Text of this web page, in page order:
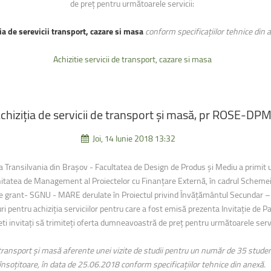
de preţ pentru următoarele servicii:
de serevicii transport, cazare si masaconform specificațiilor tehnice din
Achizitie servicii de transport, cazare si masa
deserviciidetransportșimasă,prROSE-DPM
Joi, 14 Iunie 2018 13:32
din Brașov - Facultatea de Design de Produs și Mediu a
de Management al Proiectelor cu Finanțare Externă, în cadrul
grant- SGNU - MARE derulate în Proiectul privind Învățământul Secundar
pentru achiziția serviciilor pentru care a fost emisă prezenta Invitație de
invitaţi să trimiteţi oferta dumneavoastră de preţ pentru următoarele
și masă aferente unei vizite de studii pentru un număr de 35
în data de 25.06.2018 conform specificațiilor tehnice din anexă.